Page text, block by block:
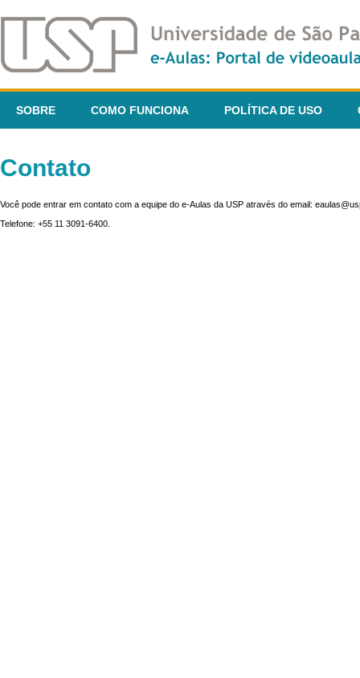
SOBRE COMO FUNCIONA POLÍTICA DE USO
Contato
Você pode entrar em contato com a equipe do e-Aulas da USP através do email:
Telefone: +55 11 3091-6400.